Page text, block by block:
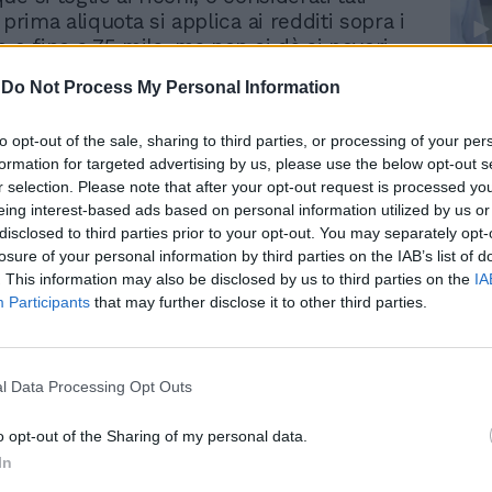
Do Not Process My Personal Information
opt-out of the sale, sharing to third parties, or processing of your
for targeted advertising by us, please use the below opt-out
selection. Please note that after your opt-out request is processed
interest-based ads based on personal information utilized by us
to third parties prior to your opt-out. You may separately
of your personal information by third parties on the IAB’s list of
This information may also be disclosed by us to third parties on the
Participants that may further disclose it to other third parties.
Data Processing Opt Outs
opt-out of the Sharing of my personal data.
aliquota si applica ai redditi sopra i
e fino a 75 mila, ma non si dà ai poveri.
necessità di mettere almeno un chip sul
incassi fiscali siano impiegati,
per il credito di imposta al 12% per gli
in ricerca, per la proroga del bonus
anche per il 2012, 2013 e 2014. Più
sul capitolo casa. Quella amata dagli
quando si tratta di far cassa, resta la più
dal fisco. Il governo infatti dovrebbe
infatti affidata a una legge delega
dunque ad una revisione complessiva
mentre finora si era parlato di una
secca del 15%. Ecco le altre novità in
Nella logica di colpire gli indici di
governo starebbe valutando di introdurre
Trump, Meloni e la strategia
americana